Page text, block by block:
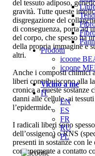
Prodotti
icoone
icoone
Vicino a me
IT
EN
ES
FR
RU
PL
del tessuto adiposo,
gravità. Tutte queste
disgregazione del
di conseguenza, porta ad
del corpo, che spesso ha
della propria immagine e
altri.
Anche i composti chimici
liberi contribuiscono alla
cronica a queste sostanze
danni alle cellule, ai
l’epidermide.
I radicali liberi sono
dell’ossigeno) o RNS
presenti in sostanze con
comunemente a contatto